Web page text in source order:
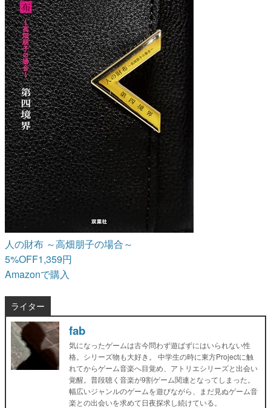
人の財布 ～高畑朋子の場合～
5%OFF1,359円
Amazonで購入
ライター
fab
気になったゲームは古今問わず遊ばずにはいられない性
格。シリーズ物も大好き。 中学生の時に東方Projectに触
れてからゲーム音楽へ目覚め、アトリエシリーズと出会い
覚醒。普段聴く音楽が9割ゲーム関連となってしまった。
幅広いジャンルのゲームを遊びながら、まだ見ぬゲーム音
楽との出会いを求めて日夜探求し続けている。